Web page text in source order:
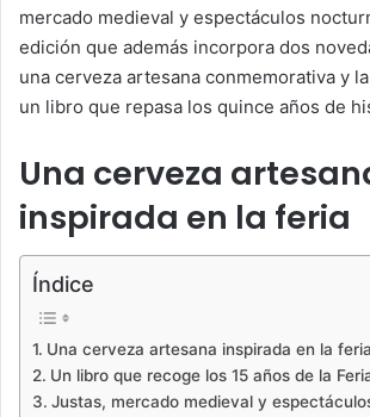
mercado medieval y espectáculos
edición que además incorpora dos
una cerveza artesana conmemorativa y
un libro que repasa los quince años de
Una cerveza
inspirada en la feria
Índice
Una cerveza artesana inspirada en la feria
Un libro que recoge los 15 años de la
Justas, mercado medieval y